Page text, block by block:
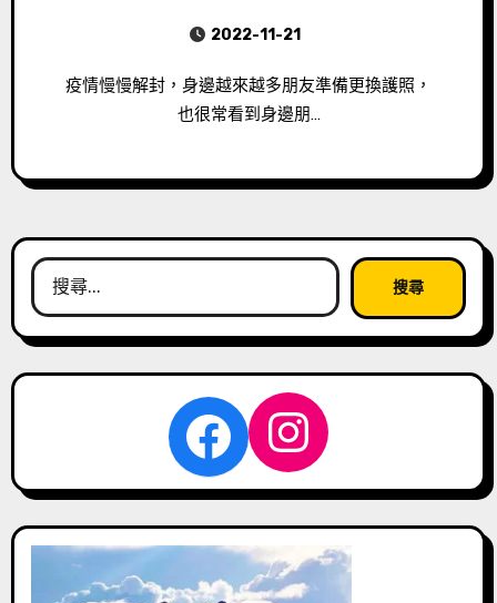
2022-11-21
疫情慢慢解封，身邊越來越多朋友準備更換護照，
也很常看到身邊朋…
搜
尋
關
Facebook